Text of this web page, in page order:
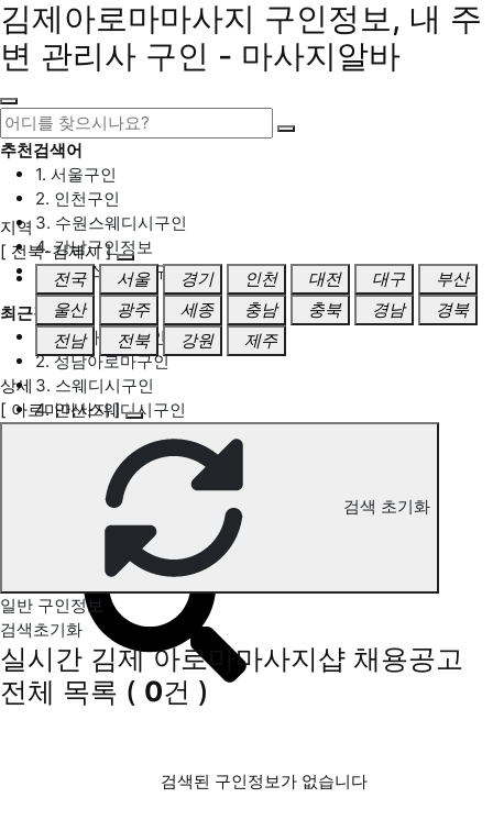
김제아로마마사지 구인정보, 내 주
변 관리사 구인 - 마사지알바
추천검색어
1. 서울구인
2. 인천구인
3. 수원스웨디시구인
4. 강남구인정보
5. 동탄스웨디시구인
최근검색어
1. 일산마사지구인
2. 성남아로마구인
3. 스웨디시구인
4. 안산스웨디시구인
김제 아로마마사지 구인정보
지역
[ 전북-김제시 ]
전국
서울 경기 인천 대전 대구
부산
울산
광주 세종 충남 충북 경남
경북
전남
전북 강원 제주
상세
[ 아로마마사지 ]
검색 초기화
일반 구인정보
검색초기화
실시간 김제 아로마마사지샵 채용공고
전체 목록 ( 0건 )
검색된 구인정보가 없습니다